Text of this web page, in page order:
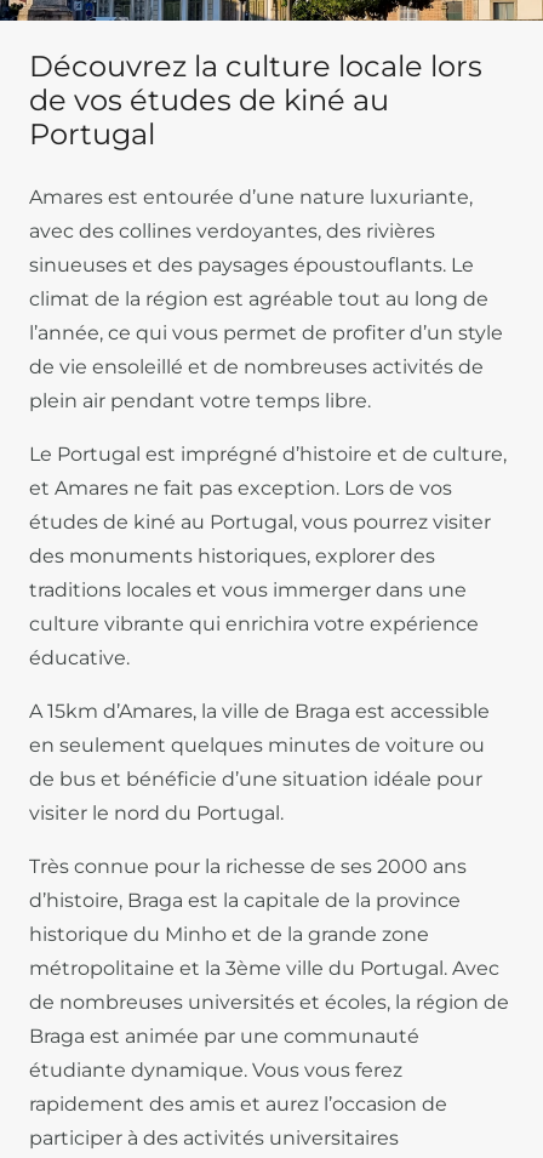
Découvrez la culture locale lors
de vos études de kiné au
Portugal
Amares est entourée d’une nature luxuriante,
avec des collines verdoyantes, des rivières
sinueuses et des paysages époustouflants. Le
climat de la région est agréable tout au long de
l’année, ce qui vous permet de profiter d’un style
de vie ensoleillé et de nombreuses activités de
plein air pendant votre temps libre.
Le Portugal est imprégné d’histoire et de culture,
et Amares ne fait pas exception. Lors de vos
études de kiné au Portugal, vous pourrez visiter
des monuments historiques, explorer des
traditions locales et vous immerger dans une
culture vibrante qui enrichira votre expérience
éducative.
A 15km d’Amares, la ville de Braga est accessible
en seulement quelques minutes de voiture ou
de bus et bénéficie d’une situation idéale pour
visiter le nord du Portugal.
Très connue pour la richesse de ses 2000 ans
d’histoire, Braga est la capitale de la province
historique du Minho et de la grande zone
métropolitaine et la 3ème ville du Portugal. Avec
de nombreuses universités et écoles, la région de
Braga est animée par une communauté
étudiante dynamique. Vous vous ferez
rapidement des amis et aurez l’occasion de
participer à des activités universitaires